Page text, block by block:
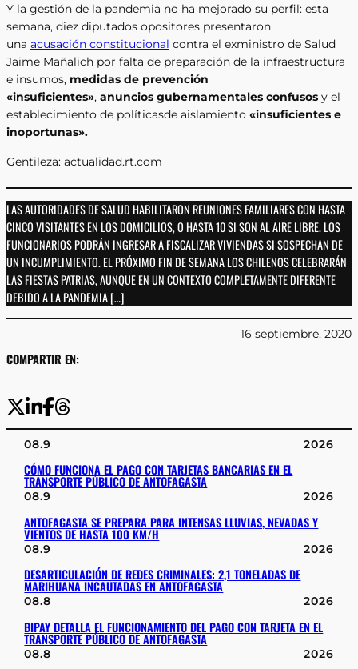
Y la gestión de la pandemia no ha mejorado su perfil: esta
semana, diez diputados opositores presentaron
una acusación constitucional contra el exministro de Salud
Jaime Mañalich por falta de preparación de la infraestructura
e insumos, medidas de prevención
«insuficientes», anuncios gubernamentales confusos y el
establecimiento de políticasde aislamiento «insuficientes e
inoportunas».
Gentileza: actualidad.rt.com
LAS AUTORIDADES DE SALUD HABILITARON REUNIONES FAMILIARES CON HASTA
CINCO VISITANTES EN LOS DOMICILIOS, O HASTA 10 SI SON AL AIRE LIBRE. LOS
FUNCIONARIOS PODRÁN INGRESAR A FISCALIZAR VIVIENDAS SI SOSPECHAN DE
UN INCUMPLIMIENTO. EL PRÓXIMO FIN DE SEMANA LOS CHILENOS CELEBRARÁN
LAS FIESTAS PATRIAS, AUNQUE EN UN CONTEXTO COMPLETAMENTE DIFERENTE
DEBIDO A LA PANDEMIA […]
COMPARTIR EN:
16 septiembre, 2020
08.9 2026
CÓMO FUNCIONA EL PAGO CON TARJETAS BANCARIAS EN EL
TRANSPORTE PÚBLICO DE ANTOFAGASTA
08.9 2026
ANTOFAGASTA SE PREPARA PARA INTENSAS LLUVIAS, NEVADAS Y
VIENTOS DE HASTA 100 KM/H
08.9 2026
DESARTICULACIÓN DE REDES CRIMINALES: 2,1 TONELADAS DE
MARIHUANA INCAUTADAS EN ANTOFAGASTA
08.8 2026
BIPAY DETALLA EL FUNCIONAMIENTO DEL PAGO CON TARJETA EN EL
TRANSPORTE PÚBLICO DE ANTOFAGASTA
08.8 2026